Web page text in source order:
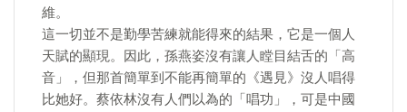
維。
這一切並不是勤學苦練就能得來的結果，它是一個人
天賦的顯現。因此，孫燕姿沒有讓人瞠目結舌的「高
音」，但那首簡單到不能再簡單的《遇見》沒人唱得
比她好。蔡依林沒有人們以為的「唱功」，可是中國